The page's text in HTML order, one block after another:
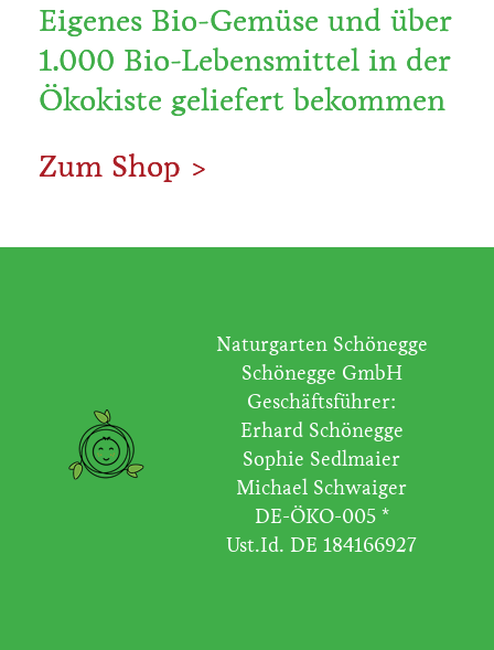
Eigenes Bio-Gemüse und über
1.000 Bio-Lebensmittel in der
Ökokiste geliefert bekommen
Zum Shop >
Naturgarten Schönegge
Schönegge GmbH
Geschäftsführer:
Erhard Schönegge
Sophie Sedlmaier
Michael Schwaiger
DE-ÖKO-005 *
Ust.Id. DE 184166927